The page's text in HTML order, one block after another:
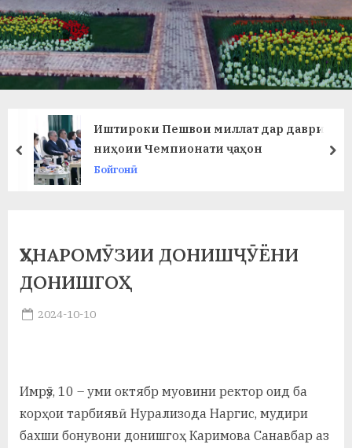
в
л
а
т
и
т
н
о
Иштироки Пешвои миллат дар даври
ниҳоии Чемпионати ҷаҳон
Бойгонӣ
prev
ҲУНАРОМӮЗИИ ДОНИШҶӮЁНИ
ДОНИШГОҲ
Posted
2024-10-10
Имрӯз, 10 – уми октябр муовини ректор оид ба
корҳои тарбиявӣ Нурализода Наргис, мудири
бахши бонувони донишгоҳ Каримова Санавбар аз